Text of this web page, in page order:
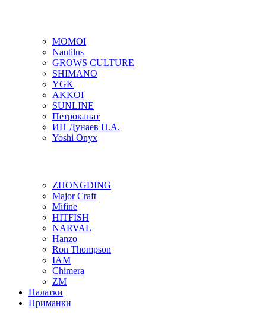
MOMOI
Nautilus
GROWS CULTURE
SHIMANO
YGK
AKKOI
SUNLINE
Петроканат
ИП Дунаев Н.А.
Yoshi Onyx
ZHONGDING
Major Craft
Mifine
HITFISH
NARVAL
Hanzo
Ron Thompson
IAM
Chimera
ZM
Палатки
Приманки